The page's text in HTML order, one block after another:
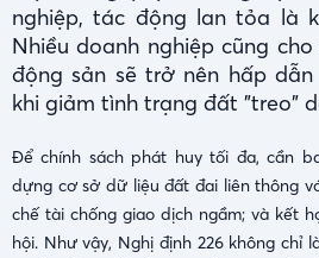
nghiệp, tác động lan tỏa là
Nhiều doanh nghiệp cũng
động sản sẽ trở nên hấp
khi giảm tình trạng đất "treo"
Để chính sách phát huy tối đa, cần
dựng cơ sở dữ liệu đất đai liên thông
chế tài chống giao dịch ngầm; và kết
hội. Như vậy, Nghị định 226 không chỉ